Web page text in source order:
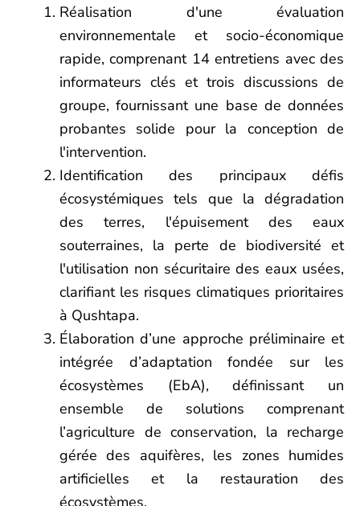
Réalisation d'une évaluation
environnementale et socio-économique
rapide, comprenant 14 entretiens avec des
informateurs clés et trois discussions de
groupe, fournissant une base de données
probantes solide pour la conception de
l'intervention.
Identification des principaux défis
écosystémiques tels que la dégradation
des terres, l'épuisement des eaux
souterraines, la perte de biodiversité et
l'utilisation non sécuritaire des eaux usées,
clarifiant les risques climatiques prioritaires
à Qushtapa.
Élaboration d’une approche préliminaire et
intégrée d’adaptation fondée sur les
écosystèmes (EbA), définissant un
ensemble de solutions comprenant
l’agriculture de conservation, la recharge
gérée des aquifères, les zones humides
artificielles et la restauration des
écosystèmes.